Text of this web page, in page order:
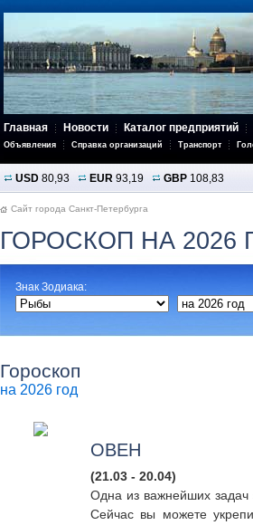
Главная Новости Каталог предприятий
Объявления Справка организаций Транспорт
USD 80,93 EUR 93,19 GBP 108,83
Сайт города Санкт-Петербурга
ГОРОСКОП НА 2026
Знак Зодиака:
Гороскоп
на 2026 год
ОВЕН
(21.03 - 20.04)
Одна из важнейших задач
Сейчас вы можете